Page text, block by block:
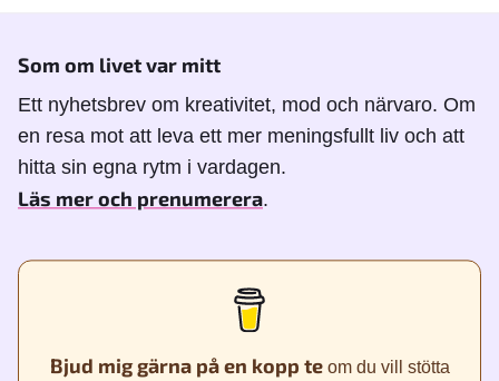
Som om livet var mitt
Ett nyhetsbrev om kreativitet, mod och närvaro. Om
en resa mot att leva ett mer meningsfullt liv och att
hitta sin egna rytm i vardagen.
Läs mer och prenumerera.
Bjud mig gärna på en kopp te om du vill stötta